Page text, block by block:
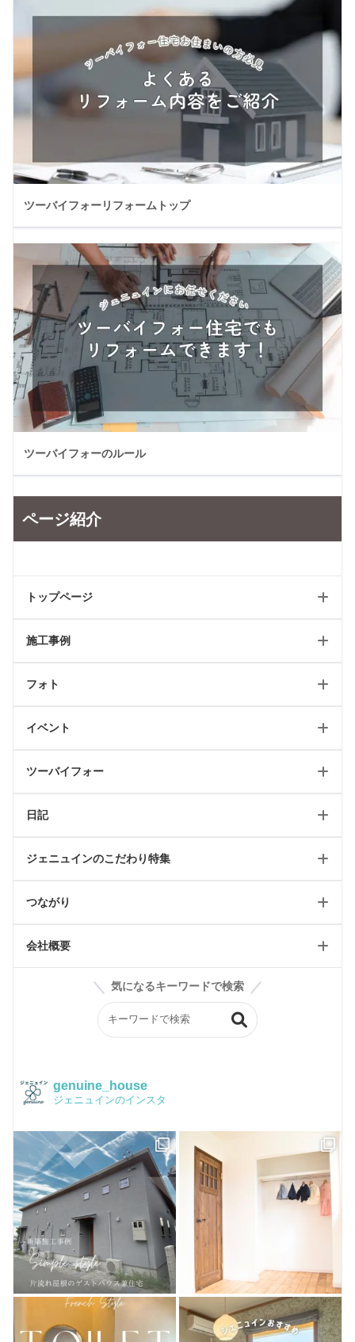
ツーバイフォーリフォームトップ
ツーバイフォーのルール
ページ紹介
トップページ
ホーム
新築トップ
リフォームトップ
最新のページ
施工事例
新築
リフォーム
店舗
フォト
フォトギャラリートップ
テイスト別施工例
イベント
イベント情報
2024省エネキャンペーン
ツーバイフォー
ツーバイフォートップ
リフォーム可能一覧
ツーバイフォールール
輸入住宅リフォーム
日記
工事日記/新築
工事日記/リフォーム
工事日記/店舗
スタッフブログ
ジェニュインのこだわり特集
WEBオープンハウス
ジェニュインのこだわり記事
ジェニュインの素材紹介
ジェニュイン工事部
つながり
雑貨屋petit jenny
Instagram
ピンタレスト
houzz
お客様のお店
会社概要
おうちづくり
気になるキーワードで検索
genuine_house
ジェニュインのインスタ